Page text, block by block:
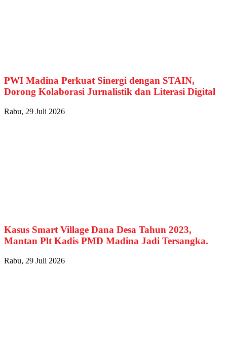
PWI Madina Perkuat Sinergi dengan STAIN,
Dorong Kolaborasi Jurnalistik dan Literasi Digital
Rabu, 29 Juli 2026
Kasus Smart Village Dana Desa Tahun 2023,
Mantan Plt Kadis PMD Madina Jadi Tersangka.
Rabu, 29 Juli 2026